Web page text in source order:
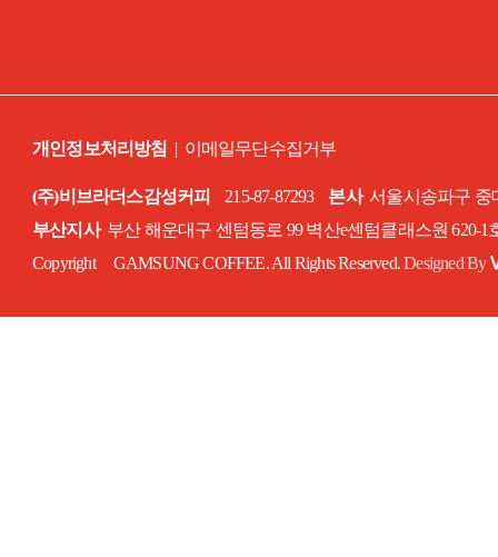
개인정보처리방침 | 이메일무단수집거부
(주)비브라더스감성커피 215-87-87293 본사서울시송파구 중
부산지사부산 해운대구 센텀동로 99 벽산e센텀클래스원 620-1
Copyright GAMSUNG COFFEE. All Rights Reserved.Designed By